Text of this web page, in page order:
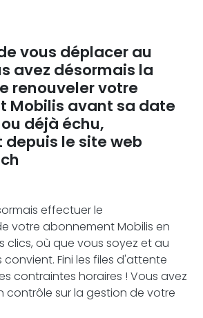
vous déplacer au
avez désormais la
renouveler votre
Mobilis avant sa date
déjà échu,
le site web
effectuer le
votre abonnement Mobilis en
clics, où que vous soyez et au
Fini les files d'attente
contraintes horaires ! Vous avez
contrôle sur la gestion de votre